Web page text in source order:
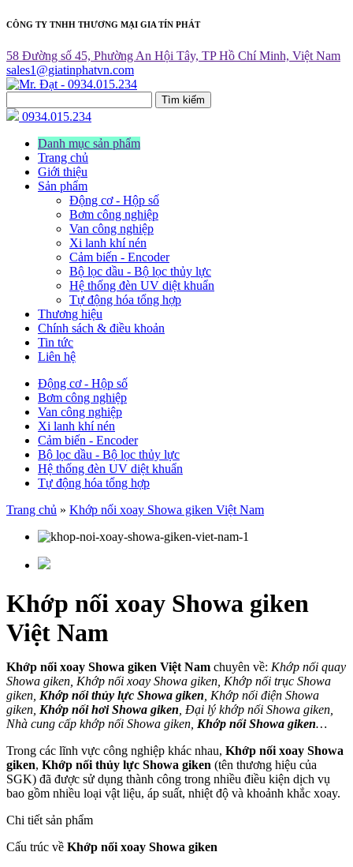
CÔNG TY TNHH THƯƠNG MẠI GIA TÍN PHÁT
58 Đường số 45, Phường An Hội Tây, TP Hồ Chí Minh, Việt Nam
sales1@giatinphatvn.com
Tìm kiếm
0934.015.234
Danh mục sản phẩm
Trang chủ
Giới thiệu
Sản phẩm
Động cơ - Hộp số
Bơm công nghiệp
Van công nghiệp
Xi lanh khí nén
Cảm biến - Encoder
Bộ lọc dầu - Bộ lọc thủy lực
Hệ thống đèn UV diệt khuẩn
Tự động hóa tổng hợp
Thương hiệu
Chính sách & điều khoản
Tin tức
Liên hệ
Động cơ - Hộp số
Bơm công nghiệp
Van công nghiệp
Xi lanh khí nén
Cảm biến - Encoder
Bộ lọc dầu - Bộ lọc thủy lực
Hệ thống đèn UV diệt khuẩn
Tự động hóa tổng hợp
Trang chủ » Khớp nối xoay Showa giken Việt Nam
Khớp nối xoay Showa giken
Việt Nam
Khớp nối xoay Showa giken Việt Nam chuyên về: Khớp nối quay
Showa giken, Khớp nối xoay Showa giken, Khớp nối trục Showa
giken, Khớp nối thủy lực Showa giken , Khớp nối điện Showa
giken, Khớp nối hơi Showa giken , Đại lý khớp nối Showa giken,
Nhà cung cấp khớp nối Showa giken, Khớp nối Showa giken…
Trong các lĩnh vực công nghiệp khác nhau, Khớp nối xoay Showa
giken, Khớp nối thủy lực Showa giken (tên thương hiệu của
SGK) đã được sử dụng thành công trong nhiều điều kiện dịch vụ
bao gồm nhiều loại vật liệu, áp suất, nhiệt độ và khoảnh khắc xoay.
Chi tiết sản phẩm
Cấu trúc về Khớp nối xoay Showa giken